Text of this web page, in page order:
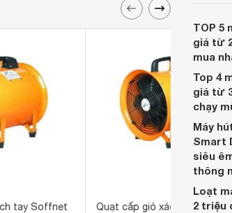
tay Soffnet
Quạt cấp gió xách tay
lượng
sống
người
TOP 5
giá từ
mua
Top 4
giá từ
chạy
Máy
Smart
siêu
thông
Loạt
2 triệu